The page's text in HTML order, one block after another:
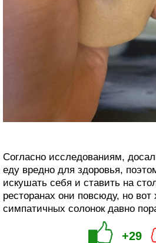
Согласно исследованиям,
еду вредно для здоровья,
искушать себя и ставить на
ресторанах они повсюду, но
симпатичных солонок давно
+29